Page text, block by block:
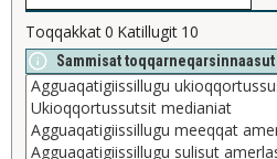
Toqqakkat0 Katillugit 10
Sammisat toqqarneqarsinnaasut